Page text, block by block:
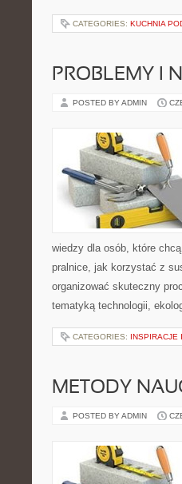
CATEGORIES: KUCHNIA
PROBLEMY I
POSTED BY ADMIN
wiedzy dla osób, które
pralnice, jak korzystać z
organizować skuteczny
tematyką technologii,
CATEGORIES: INSPIRACJE
METODY
POSTED BY ADMIN